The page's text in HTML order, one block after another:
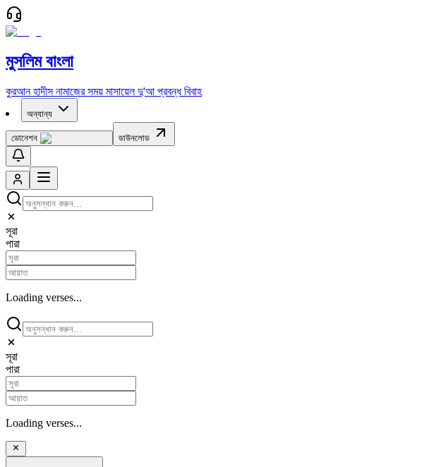
মুসলিম বাংলা
কুরআন হাদীস নামাজের সময় মাসায়েল দু'আ প্রবন্ধ বিবাহ
অন্যান্য
ডোনেশন ডাউনলোড
সূরা
পারা
Loading verses...
সূরা
পারা
Loading verses...